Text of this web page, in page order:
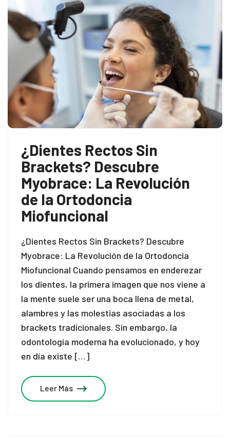
¿Dientes Rectos Sin
Brackets? Descubre
Myobrace: La Revolución
de la Ortodoncia
Miofuncional
¿Dientes Rectos Sin Brackets? Descubre
Myobrace: La Revolución de la Ortodoncia
Miofuncional Cuando pensamos en enderezar
los dientes, la primera imagen que nos viene a
la mente suele ser una boca llena de metal,
alambres y las molestias asociadas a los
brackets tradicionales. Sin embargo, la
odontología moderna ha evolucionado, y hoy
en día existe […]
Leer Más